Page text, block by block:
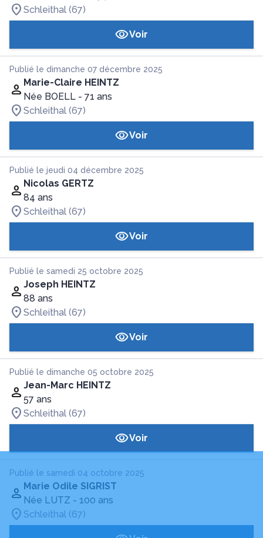
Schleithal (67)
Voir
Publié le dimanche 07 décembre 2025
Marie-Claire HEINTZ
Née BOELL - 71 ans
Schleithal (67)
Voir
Publié le jeudi 04 décembre 2025
Nicolas GERTZ
84 ans
Schleithal (67)
Voir
Publié le samedi 25 octobre 2025
Joseph HEINTZ
88 ans
Schleithal (67)
Voir
Publié le dimanche 05 octobre 2025
Jean-Marc HEINTZ
57 ans
Schleithal (67)
Voir
Publié le samedi 04 octobre 2025
Marie Odile SIGRIST
Née LUTZ - 100 ans
Schleithal (67)